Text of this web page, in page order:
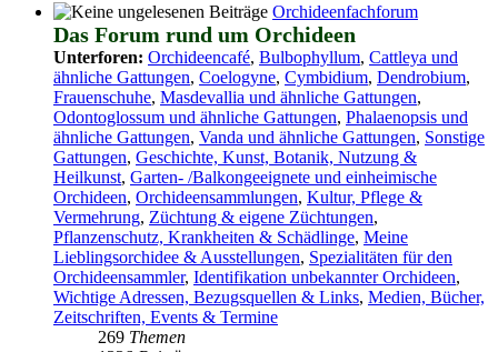
Orchideenfachforum
Das Forum rund um Orchideen
Unterforen: Orchideencafé, Bulbophyllum, Cattleya und
ähnliche Gattungen, Coelogyne, Cymbidium, Dendrobium,
Frauenschuhe, Masdevallia und ähnliche Gattungen,
Odontoglossum und ähnliche Gattungen, Phalaenopsis und
ähnliche Gattungen, Vanda und ähnliche Gattungen, Sonstige
Gattungen, Geschichte, Kunst, Botanik, Nutzung &
Heilkunst, Garten- /Balkongeeignete und einheimische
Orchideen, Orchideensammlungen, Kultur, Pflege &
Vermehrung, Züchtung & eigene Züchtungen,
Pflanzenschutz, Krankheiten & Schädlinge, Meine
Lieblingsorchidee & Ausstellungen, Spezialitäten für den
Orchideensammler, Identifikation unbekannter Orchideen,
Wichtige Adressen, Bezugsquellen & Links, Medien, Bücher,
Zeitschriften, Events & Termine
269 Themen